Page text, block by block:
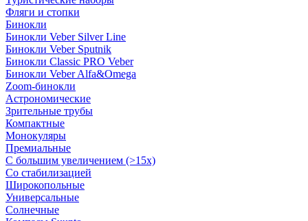
Фляги и стопки
Бинокли
Бинокли Veber Silver Line
Бинокли Veber Sputnik
Бинокли Classic PRO Veber
Бинокли Veber Alfa&Omega
Zoom-бинокли
Астрономические
Зрительные трубы
Компактные
Монокуляры
Премиальные
С большим увеличением (>15x)
Со стабилизацией
Широкопольные
Универсальные
Солнечные